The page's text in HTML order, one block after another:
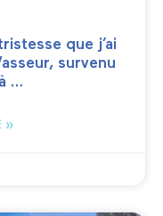
que j’ai
survenu
…
»